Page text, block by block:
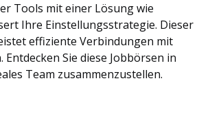
Tools mit einer Lösung wie
Ihre Einstellungsstrategie. Dieser
effiziente Verbindungen mit
Entdecken Sie diese Jobbörsen in
Team zusammenzustellen.